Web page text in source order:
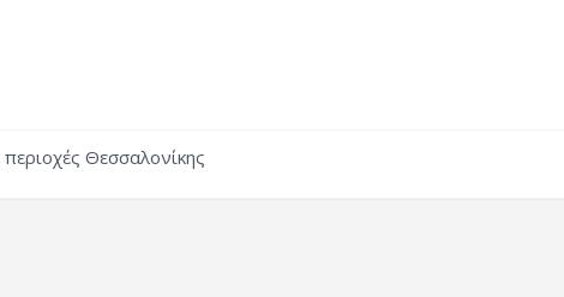
περιοχές Θεσσαλονίκης